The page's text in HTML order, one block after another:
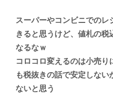
スーパーやコンビニでの
きると思うけど、値札の税
なるなｗ
コロコロ変えるのは小売
も税抜きの話で安定しない
ないと思う